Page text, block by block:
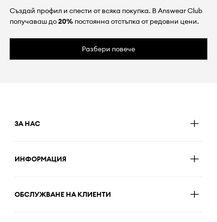
Създай профил и спести от всяка покупка. В Answear Club
получаваш до20% постоянна отстъпка от редовни цени.
Разбери повече
ЗА НАС
ИНФОРМАЦИЯ
ОБСЛУЖВАНЕ НА КЛИЕНТИ